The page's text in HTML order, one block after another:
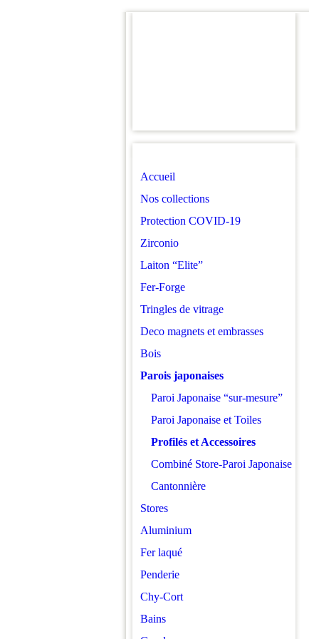
Accueil
Nos collections
Protection COVID-19
Zirconio
Laiton “Elite”
Fer-Forge
Tringles de vitrage
Deco magnets et embrasses
Bois
Parois japonaises
Paroi Japonaise “sur-mesure”
Paroi Japonaise et Toiles
Profilés et Accessoires
Combiné Store-Paroi Japonaise
Cantonnière
Stores
Aluminium
Fer laqué
Penderie
Chy-Cort
Bains